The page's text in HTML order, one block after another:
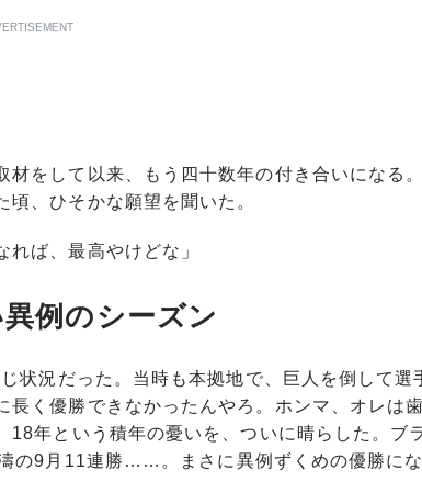
例のシーズン
の9月11連勝……。まさに異例ずくめの優勝にな
グポイントになるゲームがあるんやけど、今回は
した展開だったが、8回表に2点を奪われ、2点差
だったが、岡田は重要な1点を取りにいった。
たちの勝ちパターンを崩した？」